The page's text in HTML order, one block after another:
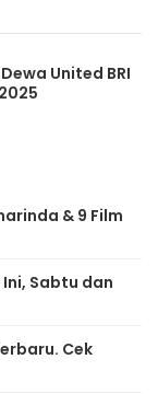
United BRI
& 9 Film
Sabtu dan
Cek